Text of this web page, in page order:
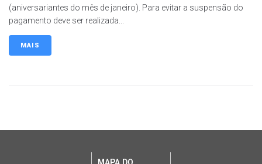
(aniversariantes do mês de janeiro). Para evitar a suspensão do
pagamento deve ser realizada...
MAIS
MAPA DO